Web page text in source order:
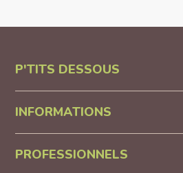
P'TITS DESSOUS
INFORMATIONS
PROFESSIONNELS